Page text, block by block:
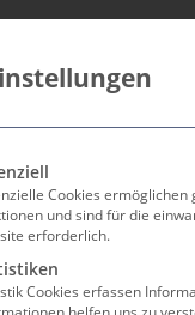
Lehren
eine Liste der
Cookies ermöglichen
und sind für die
erforderlich.
Cookies erfassen